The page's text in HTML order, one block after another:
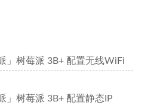
」树莓派 3B+ 配置无线WiFi
」树莓派 3B+ 配置静态IP